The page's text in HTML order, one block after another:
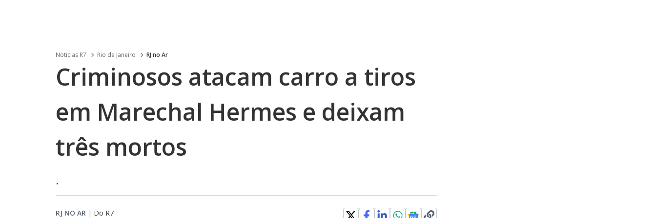
Noticias R7 Rio de Janeiro RJ no Ar
Criminosos atacam carro a tiros
em Marechal Hermes e deixam
três mortos
.
RJ NO AR | Do R7